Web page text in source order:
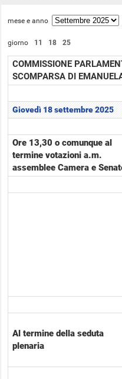
mese e anno
giorno 11 18 25
COMMISSIONE
SCOMPARSA DI
Giovedì 18 settembre 2025
Ore 13,30 o comunque al
termine votazioni a.m.
assemblee Camera e
Al termine della seduta
plenaria